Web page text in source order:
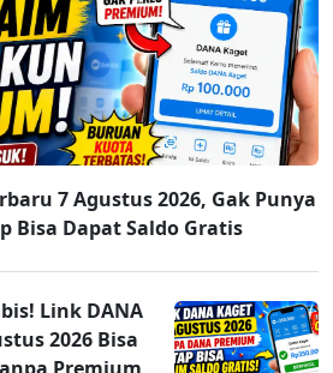
7 Agustus 2026, Gak Punya
Bisa Dapat Saldo Gratis
Link DANA
2026 Bisa
Premium